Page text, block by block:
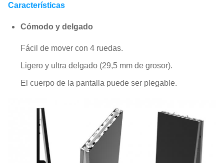
Características
Cómodo y delgado
Fácil de mover con 4 ruedas.
Ligero y ultra delgado (29,5 mm de grosor).
El cuerpo de la pantalla puede ser plegable.